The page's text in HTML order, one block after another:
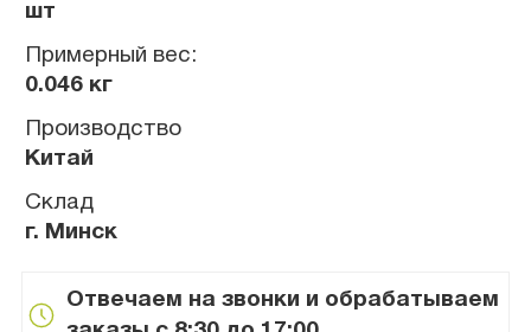
шт
Примерный вес:
0.046 кг
Производство
Китай
Склад
г. Минск
Отвечаем на звонки и обрабатываем